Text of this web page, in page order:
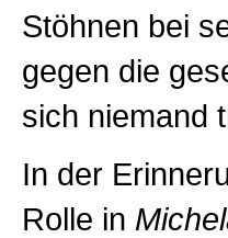
Stöhnen bei
gegen die
sich niemand
In der
Rolle in